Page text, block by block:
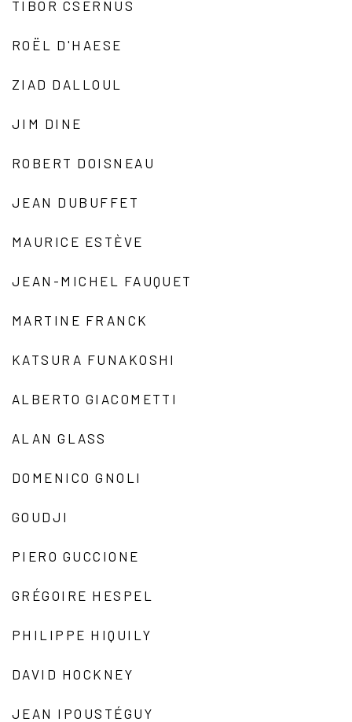
TIBOR CSERNUS
ROËL D'HAESE
ZIAD DALLOUL
JIM DINE
ROBERT DOISNEAU
JEAN DUBUFFET
MAURICE ESTÈVE
JEAN-MICHEL FAUQUET
MARTINE FRANCK
KATSURA FUNAKOSHI
ALBERTO GIACOMETTI
ALAN GLASS
DOMENICO GNOLI
GOUDJI
PIERO GUCCIONE
GRÉGOIRE HESPEL
PHILIPPE HIQUILY
DAVID HOCKNEY
JEAN IPOUSTÉGUY